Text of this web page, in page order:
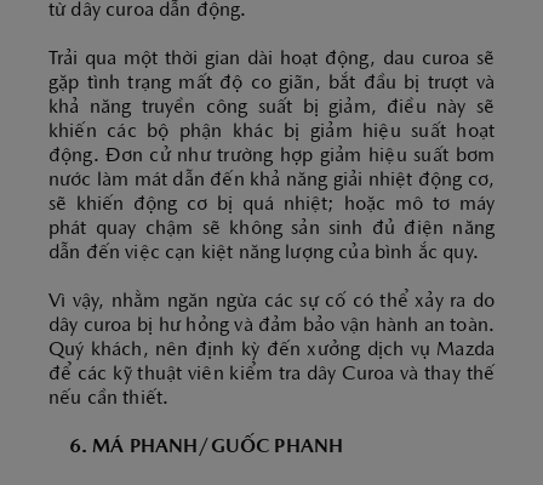
từ dây curoa dẫn động.
Trải qua một thời gian dài hoạt động, dau curoa sẽ
gặp tình trạng mất độ co giãn, bắt đầu bị trượt và
khả năng truyền công suất bị giảm, điều này sẽ
khiến các bộ phận khác bị giảm hiệu suất hoạt
động. Đơn cử như trường hợp giảm hiệu suất bơm
nước làm mát dẫn đến khả năng giải nhiệt động cơ,
sẽ khiến động cơ bị quá nhiệt; hoặc mô tơ máy
phát quay chậm sẽ không sản sinh đủ điện năng
dẫn đến việc cạn kiệt năng lượng của bình ắc quy.
Vì vậy, nhằm ngăn ngừa các sự cố có thể xảy ra do
dây curoa bị hư hỏng và đảm bảo vận hành an toàn.
Quý khách, nên định kỳ đến xưởng dịch vụ Mazda
để các kỹ thuật viên kiểm tra dây Curoa và thay thế
nếu cần thiết.
6. MÁ PHANH/GUỐC PHANH